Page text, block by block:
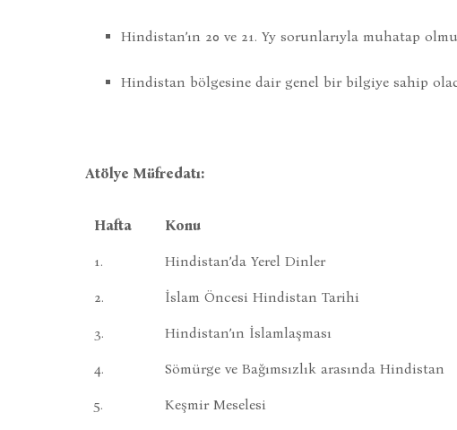
Hindistan’ın 20 ve 21. Yy sorunlarıyla muhatap
Hindistan bölgesine dair genel bir bilgiye sahip
Atölye Müfredatı:
Hafta Konu
1. Hindistan’da Yerel Dinler
2. İslam Öncesi Hindistan Tarihi
3. Hindistan’ın İslamlaşması
4. Sömürge ve Bağımsızlık arasında Hindistan
5. Keşmir Meselesi